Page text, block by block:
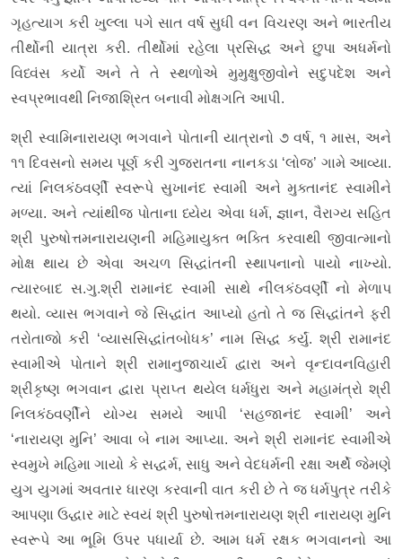
ગૃહત્યાગ કરી ખુલ્લા પગે સાત વર્ષ સુધી વન વિચરણ અને ભારતીય
તીર્થોની યાત્રા કરી. તીર્થોમાં રહેલા પ્રસિદ્ધ અને છુપા અધર્મનો
વિધ્વંસ કર્યો અને તે તે સ્થળોએ મુમુક્ષુજીવોને સદુપદેશ અને
સ્વપ્રભાવથી નિજાશ્રિત બનાવી મોક્ષગતિ આપી.
શ્રી સ્વામિનારાયણ ભગવાને પોતાની યાત્રાનો ૭ વર્ષ, ૧ માસ, અને
૧૧ દિવસનો સમય પૂર્ણ કરી ગુજરાતના નાનકડા ‘લોજ’ ગામે આવ્યા.
ત્યાં નિલકંઠવર્ણી સ્વરૂપે સુખાનંદ સ્વામી અને મુક્તાનંદ સ્વામીને
મળ્યા. અને ત્યાંથીજ પોતાના ધ્યેય એવા ધર્મ, જ્ઞાન, વૈરાગ્ય સહિત
શ્રી પુરુષોત્તમનારાયણની મહિમાયુક્ત ભક્તિ કરવાથી જીવાત્માનો
મોક્ષ થાય છે એવા અચળ સિદ્ધાંતની સ્થાપનાનો પાયો નાખ્યો.
ત્યારબાદ સ.ગુ.શ્રી રામાનંદ સ્વામી સાથે નીલકંઠવર્ણી નો મેળાપ
થયો. વ્યાસ ભગવાને જે સિદ્ધાંત આપ્યો હતો તે જ સિદ્ધાંતને ફરી
તરોતાજો કરી ‘વ્યાસસિદ્ધાંતબોધક’ નામ સિદ્ધ કર્યું. શ્રી રામાનંદ
સ્વામીએ પોતાને શ્રી રામાનુજાચાર્ય દ્વારા અને વૃન્દાવનવિહારી
શ્રીકૃષ્ણ ભગવાન દ્વારા પ્રાપ્ત થયેલ ધર્મધુરા અને મહામંત્રો શ્રી
નિલકંઠવર્ણીને યોગ્ય સમયે આપી ‘સહજાનંદ સ્વામી’ અને
‘નારાયણ મુનિ’ આવા બે નામ આપ્યા. અને શ્રી રામાનંદ સ્વામીએ
સ્વમુખે મહિમા ગાયો કે સદ્ધર્મ, સાધુ અને વેદધર્મની રક્ષા અર્થે જેમણે
યુગ યુગમાં અવતાર ધારણ કરવાની વાત કરી છે તે જ ધર્મપુત્ર તરીકે
આપણા ઉદ્ધાર માટે સ્વયં શ્રી પુરુષોત્તમનારાયણ શ્રી નારાયણ મુનિ
સ્વરૂપે આ ભૂમિ ઉપર પધાર્યા છે. આમ ધર્મ રક્ષક ભગવાનનો આ